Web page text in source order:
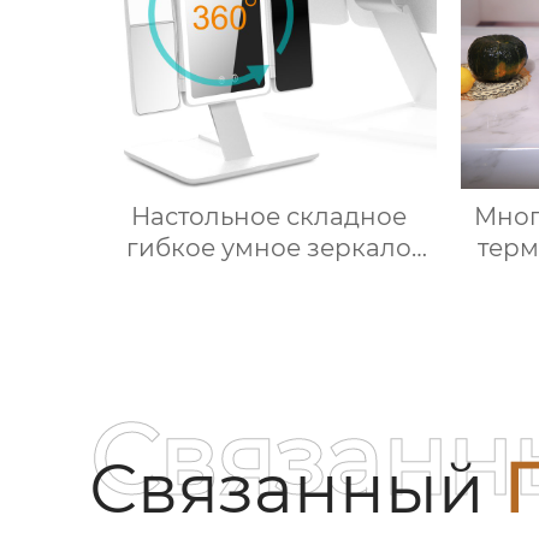
аппарат для молока
Настольное складное
гибкое умное зеркало
Связанный